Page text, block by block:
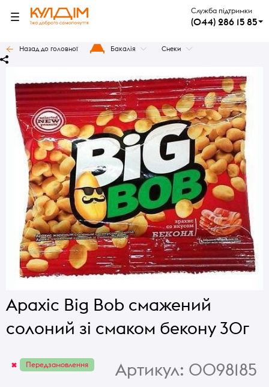
Служба підтримки
(044) 286 15 85
Назад до головної Бакалія Снеки
Арахіс Big Bob смажений
солоний зі смаком бекону 30г
Передзамовлення Артикул: 0098185